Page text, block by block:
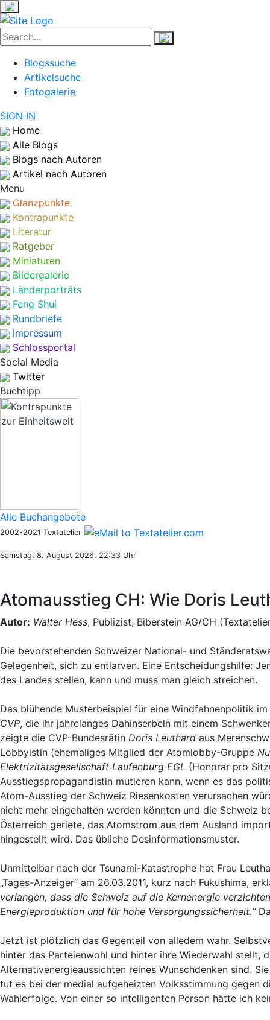
Blogssuche
Artikelsuche
Fotogalerie
SIGN IN
Home
Alle Blogs
Blogs nach Autoren
Artikel nach Autoren
Menu
Glanzpunkte
Kontrapunkte
Literatur
Ratgeber
Miniaturen
Bildergalerie
Länderporträts
Feng Shui
Rundbriefe
Impressum
Schlossportal
Social Media
Twitter
Buchtipp
Alle Buchangebote
2002-2021 Textatelier
Samstag, 8. August 2026, 22:33 Uhr
Atomausstieg CH: Wie Doris
Autor: Walter Hess, Publizist, Biberstein AG/CH
Die bevorstehenden Schweizer National- und
Gelegenheit, sich zu entlarven. Eine Entscheidungshilfe:
des Landes stellen, kann und muss man gleich streichen.
Das blühende Musterbeispiel für eine Windfahnenpolitik
CVP, die ihr jahrelanges Dahinserbeln mit einem
zeigte die CVP-Bundesrätin Doris Leuthard aus
Lobbyistin (ehemaliges Mitglied der Atomlobby-Gruppe
Elektrizitätsgesellschaft Laufenburg EGL (Honorar pro
Ausstiegspropagandistin mutieren kann, wenn es das
Atom-Ausstieg der Schweiz Riesenkosten verursachen
nicht mehr eingehalten werden könnten und die Schweiz
Österreich geriete, das Atomstrom aus dem Ausland
hingestellt wird. Das übliche Desinformationsmuster.
Unmittelbar nach der Tsunami-Katastrophe hat Frau
„Tages-Anzeiger“ am 26.03.2011, kurz nach Fukushima,
verlangen, dass die Schweiz auf die Kernenergie
Energieproduktion und für hohe Versorgungssicherheit.“
Jetzt ist plötzlich das Gegenteil von alledem wahr.
hinter das Parteienwohl und hinter ihre Wiederwahl stellt,
Alternativenergieaussichten reines Wunschdenken sind.
tut es bei der medial aufgeheizten Volksstimmung gegen
Wahlerfolge. Von einer so intelligenten Person hätte ich